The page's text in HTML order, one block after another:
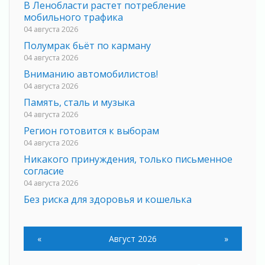
В Ленобласти растет потребление
мобильного трафика
04 августа 2026
Полумрак бьёт по карману
04 августа 2026
Вниманию автомобилистов!
04 августа 2026
Память, сталь и музыка
04 августа 2026
Регион готовится к выборам
04 августа 2026
Никакого принуждения, только письменное
согласие
04 августа 2026
Без риска для здоровья и кошелька
Важная информация
04 августа 2026
« Август 2026 »